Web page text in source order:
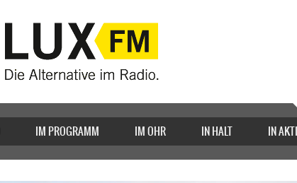
IM PROGRAMM IM OHR IN HALT IN